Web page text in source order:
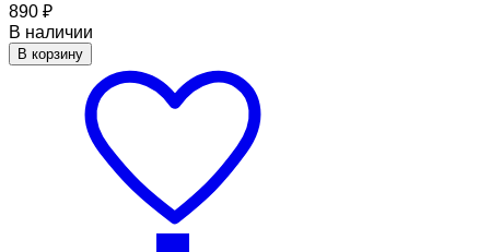
890 ₽
В наличии
В корзину